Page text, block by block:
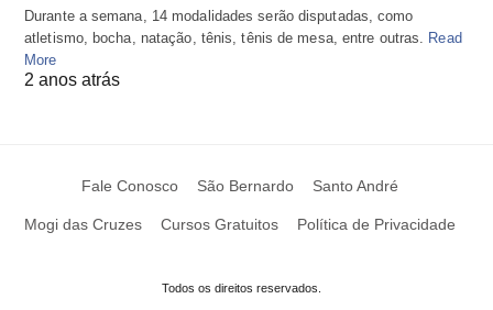
Durante a semana, 14 modalidades serão disputadas, como
atletismo, bocha, natação, tênis, tênis de mesa, entre outras. Read
More
2 anos atrás
Fale Conosco São Bernardo Santo André
Mogi das Cruzes Cursos Gratuitos Política de Privacidade
Todos os direitos reservados.